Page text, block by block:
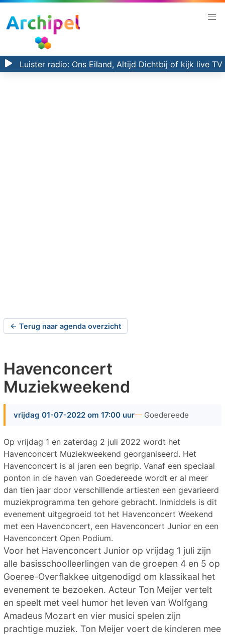
Luister radio: Ons Eiland, Altijd Dichtbij of kijk live TV
← Terug naar agenda overzicht
Havenconcert
Muziekweekend
vrijdag 01-07-2022 om 17:00 uur Goedereede
Op vrijdag 1 en zaterdag 2 juli 2022 wordt het
Havenconcert Muziekweekend georganiseerd. Het
Havenconcert is al jaren een begrip. Vanaf een speciaal
ponton in de haven van Goedereede wordt er al meer
dan tien jaar door verschillende artiesten een gevarieerd
muziekprogramma ten gehore gebracht. Inmiddels is dit
evenement uitgegroeid tot het Havenconcert Weekend
met een Havenconcert, een Havenconcert Junior en een
Havenconcert Open Podium.
Voor het Havenconcert Junior op vrijdag 1 juli zijn
alle basisschoolleerlingen van de groepen 4 en 5 op
Goeree-Overflakkee uitgenodigd om klassikaal het
evenement te bezoeken. Acteur Ton Meijer vertelt
en speelt met veel humor het leven van Wolfgang
Amadeus Mozart en vier musici spelen zijn
prachtige muziek. Ton Meijer voert de kinderen mee